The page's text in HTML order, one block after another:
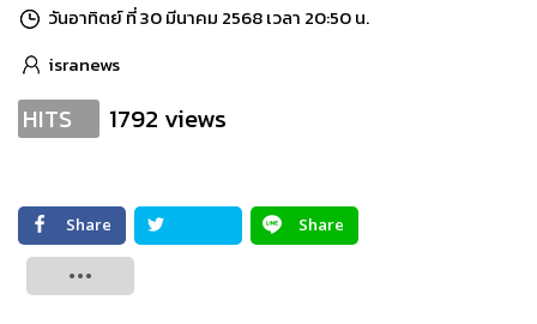
วันอาทิตย์ ที่ 30 มีนาคม 2568 เวลา 20:50 น.
isranews
HITS 1792 views
Share
Share